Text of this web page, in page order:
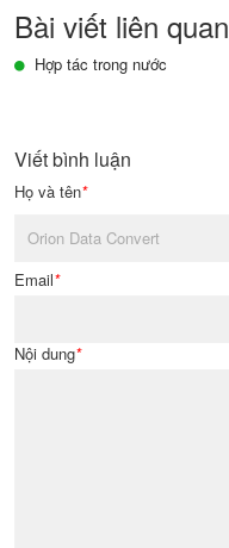
Bài viết liên quan
Hợp tác trong nước
Viết bình luận
Họ và tên*
Email*
Nội dung*